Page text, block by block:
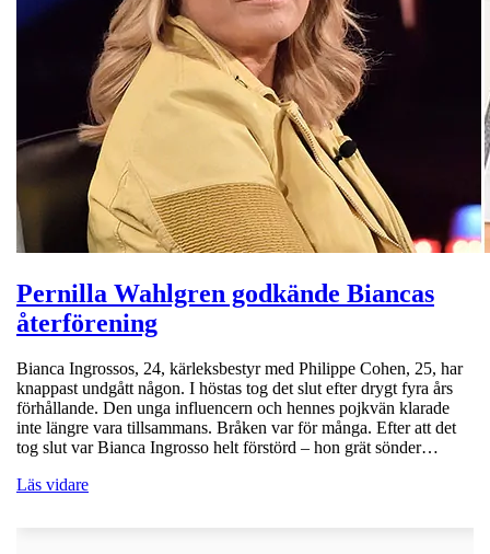
Pernilla Wahlgren godkände Biancas
återförening
Bianca Ingrossos, 24, kärleksbestyr med Philippe Cohen, 25, har
knappast undgått någon. I höstas tog det slut efter drygt fyra års
förhållande. Den unga influencern och hennes pojkvän klarade
inte längre vara tillsammans. Bråken var för många. Efter att det
tog slut var Bianca Ingrosso helt förstörd – hon grät sönder…
Läs vidare